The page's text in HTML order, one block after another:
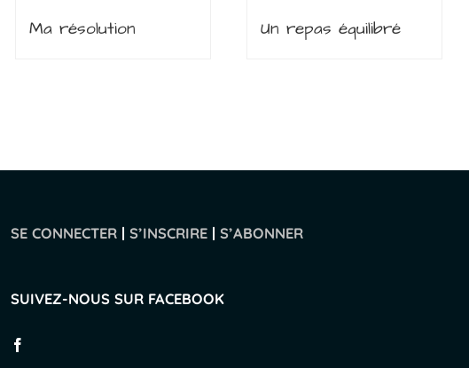
Ma résolution Un repas équilibré
SE CONNECTER | S’INSCRIRE | S’ABONNER
SUIVEZ-NOUS SUR FACEBOOK